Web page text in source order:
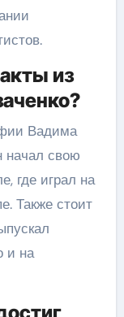
из
Вадима
начал свою
где играл на
Также стоит
и на